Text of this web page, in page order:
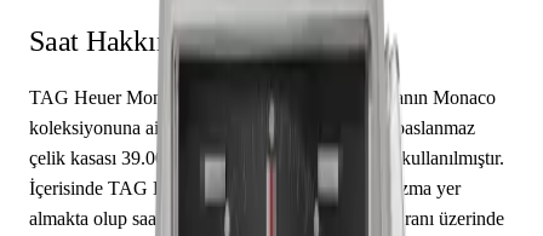
Saat Hakkında
TAG Heuer Monaco CAW211Z.FC6470, markanın Monaco
koleksiyonuna ait bir kol saati modelidir. Saatin paslanmaz
çelik kasası 39.00 mm çapa sahip olup safir cam kullanılmıştır.
İçerisinde TAG Heuer caliber Calibre 11 mekanizma yer
almakta olup saat, dakika sunmaktadır. Siyah kadranı üzerinde